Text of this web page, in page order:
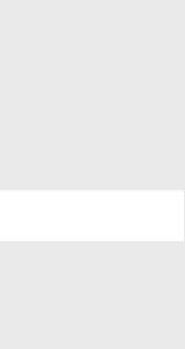
J. F.
c’è una